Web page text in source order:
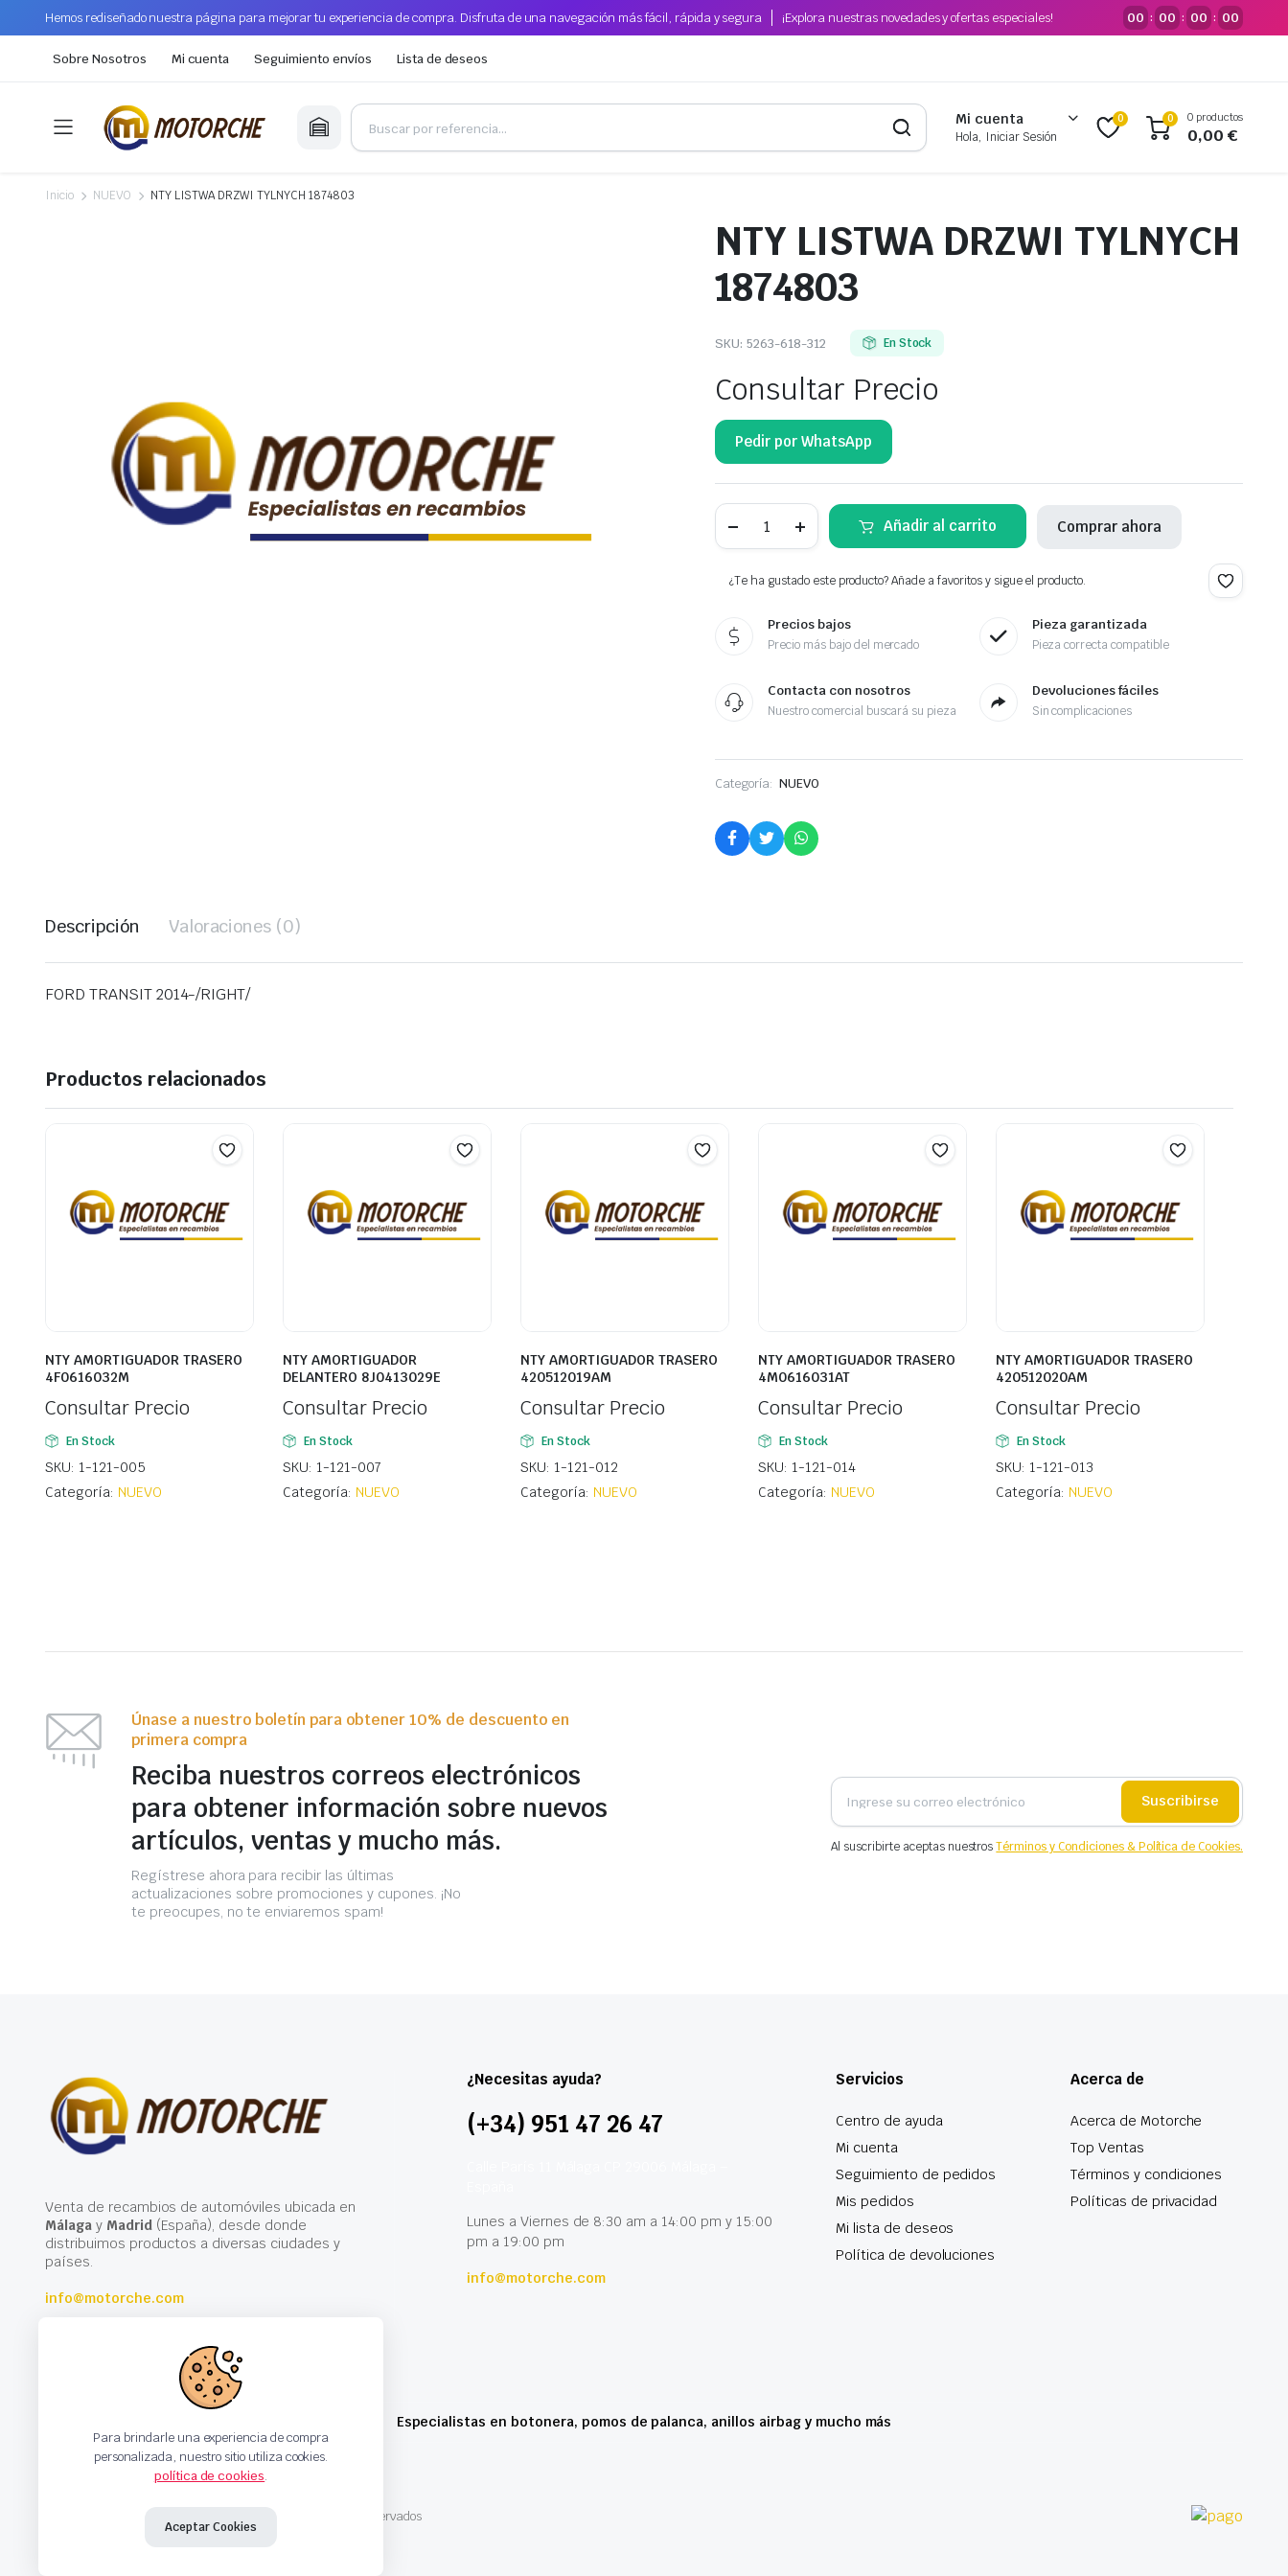
Hemos rediseñado nuestra página para mejorar tu experiencia de compra. Disfruta de una navegación más fácil, rápida y segura ¡Explora nuestras novedades y ofertas especiales! 00 : 00 : 00 : 00
Sobre Nosotros Mi cuenta Seguimiento envíos Lista de deseos
Mi cuenta
Hola, Iniciar Sesión
0 0 0 productos
0,00€
Inicio NUEVO NTY LISTWA DRZWI TYLNYCH 1874803
NTY LISTWA DRZWI TYLNYCH
1874803
SKU: 5263-618-312 En Stock
Consultar Precio
Pedir por WhatsApp
LISTWA
1874803
cantidad
Añadir al carrito Comprar ahora
¿Te ha gustado este producto? Añade a favoritos y sigue el producto.
Precios bajos
Precio más bajo del mercado
Pieza garantizada
Pieza correcta compatible
Contacta con nosotros
Nuestro comercial buscará su pieza
Devoluciones fáciles
Sin complicaciones
Categoría: NUEVO
Descripción Valoraciones (0)
FORD TRANSIT 2014-/RIGHT/
Productos relacionados
NTY AMORTIGUADOR TRASERO
4F0616032M
Consultar Precio
En Stock
SKU: 1-121-005
Categoría: NUEVO
NTY AMORTIGUADOR
DELANTERO 8J0413029E
Consultar Precio
En Stock
SKU: 1-121-007
Categoría: NUEVO
NTY AMORTIGUADOR TRASERO
420512019AM
Consultar Precio
En Stock
SKU: 1-121-012
Categoría: NUEVO
NTY AMORTIGUADOR TRASERO
4M0616031AT
Consultar Precio
En Stock
SKU: 1-121-014
Categoría: NUEVO
NTY AMORTIGUADOR TRASERO
420512020AM
Consultar Precio
En Stock
SKU: 1-121-013
Categoría: NUEVO
Únase a nuestro boletín para obtener 10% de descuento en
primera compra
Reciba nuestros correos electrónicos
para obtener información sobre nuevos
artículos, ventas y mucho más.
Regístrese ahora para recibir las últimas
actualizaciones sobre promociones y cupones. ¡No
te preocupes, no te enviaremos spam!
Suscribirse
Al suscribirte aceptas nuestrosTérminos y Condiciones & Política de Cookies.
Venta de recambios de automóviles ubicada en
Málagay Madrid(España), desde donde
distribuimos productos a diversas ciudades y
países.
info@motorche.com
¿Necesitas ayuda?
(+34) 951 47 26 47
Lunes a Viernes de 8:30 am a 14:00 pm y 15:00
pm a 19:00 pm
info@motorche.com
Servicios
Centro de ayuda
Mi cuenta
Seguimiento de pedidos
Mis pedidos
Mi lista de deseos
Política de devoluciones
Acerca de
Acerca de Motorche
Top Ventas
Términos y condiciones
Políticas de privacidad
Especialistas en botonera, pomos de palanca, anillos airbag y mucho más
Copyright 2024 © Motorche Autoparts. Todos los derechos reservados
Para brindarle una experiencia de compra
personalizada, nuestro sitio utiliza cookies.
política de cookies.
Aceptar Cookies